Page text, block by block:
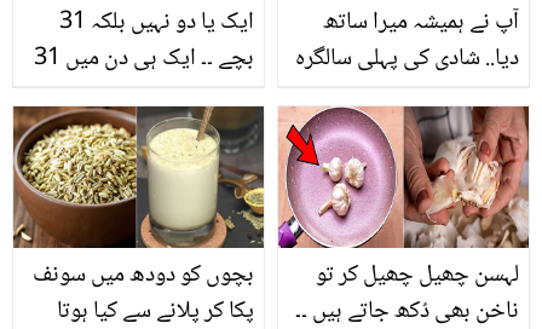
ایک یا دو نہیں بلکہ 31
بچے ۔۔ ایک ہی دن میں 31
بچوں کی پیدائش
آپ نے ہمیشہ میرا ساتھ
دیا.. شادی کی پہلی سالگرہ
پر عمرہ ادا کرتے ہوئے
شاداب خان کا اہلیہ کے لیے
خوبصورت پیغام
بچوں کو دودھ میں سونف
پکا کر پلانے سے کیا ہوتا
لہسن چھیل چھیل کر تو
ناخن بھی دُکھ جاتے ہیں ۔۔